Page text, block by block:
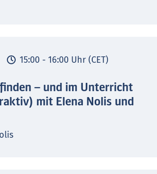
15:00 - 16:00 Uhr (CET)
– und im Unterricht
mit Elena Nolis und